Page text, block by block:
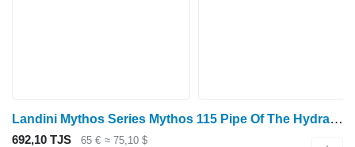
Landini Mythos Series Mythos 115 Pipe Of The Hydraulic Lift Cylinders 36 3657763M91 для трактора колесного
692,10 TJS 65 € ≈ 75,10 $